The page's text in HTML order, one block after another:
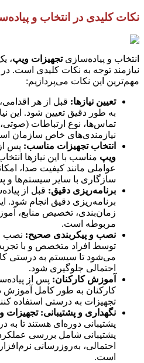
نکات کلیدی در انتخاب و
انتخاب و پیاده‌سازیتجهیزات ویپ،
نیازمند توجه به نکات کلیدی است.
مهم‌ترین این نکات می‌پردازیم:
تعیین نیازها: قبل از هر
به طور دقیق تعیین شود. این
تماس‌ها، نوع ارتباطات
نیازمندی‌های خاص سازمان
انتخاب تجهیزات مناسب: پس از
ویپ مناسب با این نیازها
عواملی مانند کیفیت صدا،
سازگاری با سایر سیستم‌ها و
برنامه‌ریزی دقیق: قبل از
برنامه‌ریزی دقیق انجام شود.
زمان‌بندی، تخصیص منابع،
مربوطه است.
نصب و پیکربندی صحیح: نصب
توسط افراد متخصص و با
می‌شود تا سیستم به درستی
احتمالی جلوگیری شود.
آموزش کارکنان: پس از
کارکنان به طور کامل آموزش
تجهیزات به درستی استفاده
نگهداری و پشتیبانی: تجهیزات
پشتیبانی دوره‌ای هستند تا به
پشتیبانی شامل بررسی
احتمالی، به‌روزرسانی
است.